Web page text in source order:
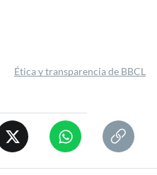
Ética y transparencia de BBCL